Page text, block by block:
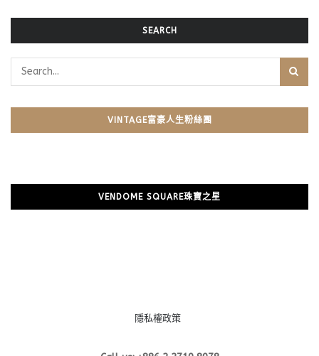
SEARCH
VINTAGE富豪人生粉絲團
VENDOME SQUARE珠寶之星
隱私權政策